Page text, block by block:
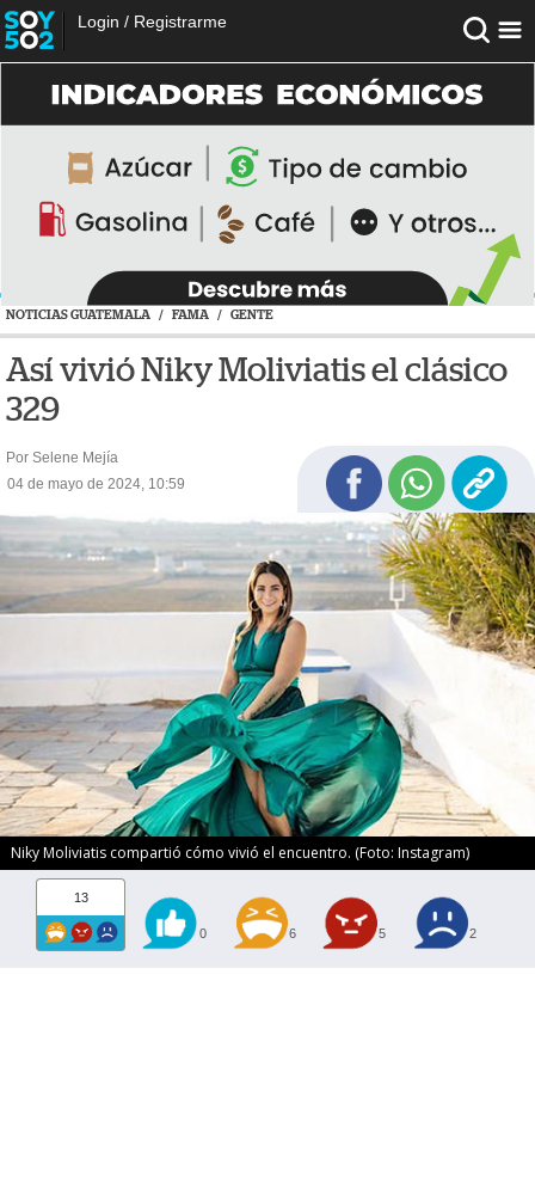
Login / Registrarme
NOTICIAS GUATEMALA / FAMA / GENTE
Así vivió Niky Moliviatis el clásico
329
Por Selene Mejía
04 de mayo de 2024, 10:59
Niky Moliviatis compartió cómo vivió el encuentro. (Foto: Instagram)
13
0 6 5 2